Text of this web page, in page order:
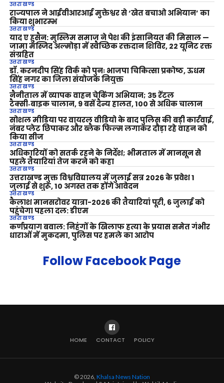
उत्तराखण्ड
राज्यपाल ने आईवीआरआई मुक्तेश्वर से ‘खेत बचाओ अभियान’ का
किया शुभारम्भ
उत्तराखण्ड
याद ए हुसैन: मुस्लिम समाज ने पेश की इंसानियत की मिसाल —
जामा मस्जिद अल्मोड़ा में स्वैच्छिक रक्तदान शिविर, 22 यूनिट रक्त
संग्रहित
उत्तराखण्ड
डॉ. करनदीप सिंह विर्क को पुनः भाजपा चिकित्सा प्रकोष्ठ, ऊधम
सिंह नगर का जिला संयोजक नियुक्त
उत्तराखण्ड
नैनीताल में व्यापक वाहन चेकिंग अभियान; 35 रेंटल
टैक्सी‑बाइक चालान, 9 बसें दैन्य हालत, 100 से अधिक चालान
उत्तराखण्ड
सोशल मीडिया पर वायरल वीडियो के बाद पुलिस की बड़ी कार्रवाई,
नंबर प्लेट छिपाकर और ब्लैक फिल्म लगाकर दौड़ा रहे वाहन को
किया सीज
उत्तराखण्ड
अधिकारियों को सतर्क रहने के निर्देश; भीमताल में मानसून से
पहले तैयारियां तेज करने को कहा
उत्तराखण्ड
उत्तराखण्ड मुक्त विश्वविद्यालय में जुलाई सत्र 2026 के प्रवेश 1
जुलाई से शुरू, 10 अगस्त तक होंगे आवेदन
उत्तराखण्ड
कैलाश मानसरोवर यात्रा-2026 की तैयारियां पूरी, 6 जुलाई को
पहुंचेगा पहला दल: डीएम
उत्तराखण्ड
कर्णप्रयाग बवाल: निहंगों के खिलाफ हत्या के प्रयास समेत गंभीर
धाराओं में मुकदमा, पुलिस पर हमले का आरोप
Follow Facebook Page
HOME CONTACT POLICY
© 2026, Khalsa News Nation